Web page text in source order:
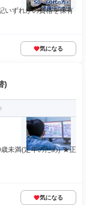
ずれかの資格を保有
気になる
)
未満(定年のため) ★正
気になる